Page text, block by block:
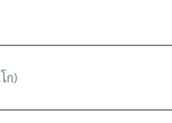
ก)